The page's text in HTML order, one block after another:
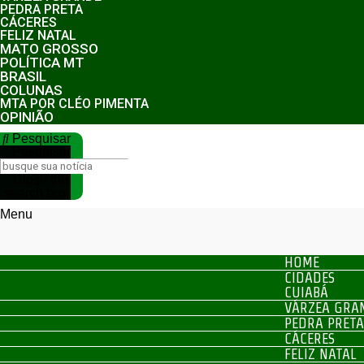
PEDRA PRETA
CÁCERES
FELIZ NATAL
MATO GROSSO
POLÍTICA MT
BRASIL
COLUNAS
MTA POR CLÉO PIMENTA
OPINIÃO
Pesquisar
Menu
HOME
CIDADES
CUIABÁ
VÁRZEA
PEDRA PRETA
CÁCERES
FELIZ NATAL